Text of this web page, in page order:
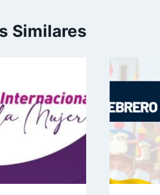
Similares